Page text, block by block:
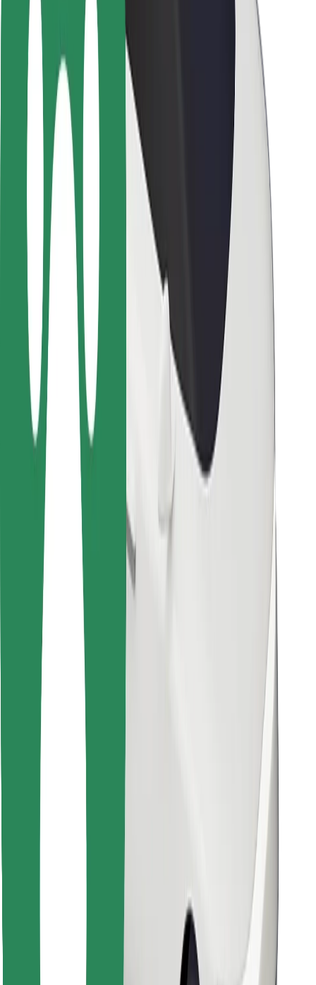
Sofőr biztonság
E-roller biztonság
Biztonsági részleg
Városok
Lokációk
Városi megoldások
Repülőtér
Bolt töltőállomások
Súgó
Utasoknak
Sofőröknek
Ételfutároknak
Bolt Food
Flottapartnereknek
Éttermeknek
Bolt for Business
Egyéb
Felhasználási feltételek
Sütik
Pár perc alatt ott vagyunk érted!
Bolt alkalmazás letöltése
Találd meg kedvenc ételedet!
Bolt Food app letöltése